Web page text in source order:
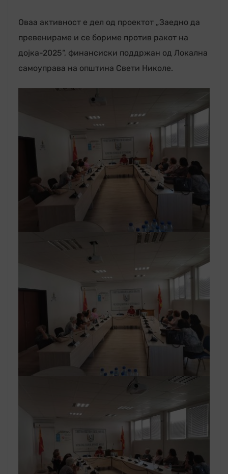
Оваа активност е дел од проектот „Заедно да
превенираме и се бориме против ракот на
дојка-2025“, финансиски поддржан од Локална
самоуправа на општина Свети Николе.